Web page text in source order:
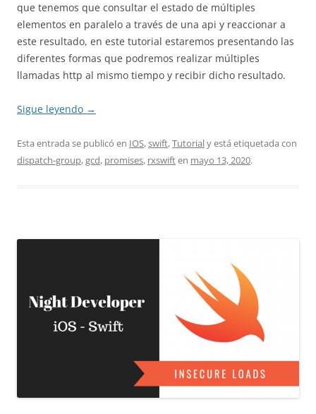
que tenemos que consultar el estado de múltiples
elementos en paralelo a través de una api y reaccionar a
este resultado, en este tutorial estaremos presentando las
diferentes formas que podremos realizar múltiples
llamadas http al mismo tiempo y recibir dicho resultado.
Sigue leyendo →
Esta entrada se publicó en IOS,swift,Tutorialy está etiquetada con
dispatch-group,gcd, promises, rxswiften mayo 13, 2020.